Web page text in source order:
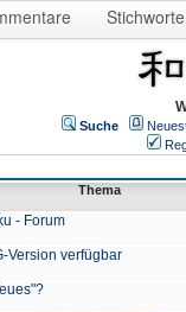
Stichworte
Suche
Thema
- Forum
Version verfügbar